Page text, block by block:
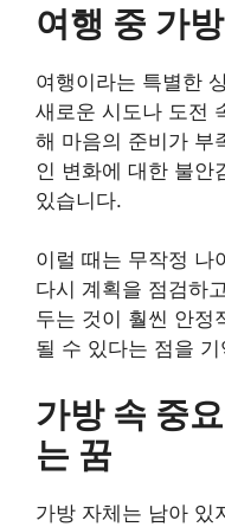
여행 중 가
여행이라는 특별한
새로운 시도나 도전
해 마음의 준비가 부
인 변화에 대한 불안
있습니다.
이럴 때는 무작정 나
다시 계획을 점검하
두는 것이 훨씬 안정
될 수 있다는 점을
가방 속 중
는 꿈
가방 자체는 남아 있